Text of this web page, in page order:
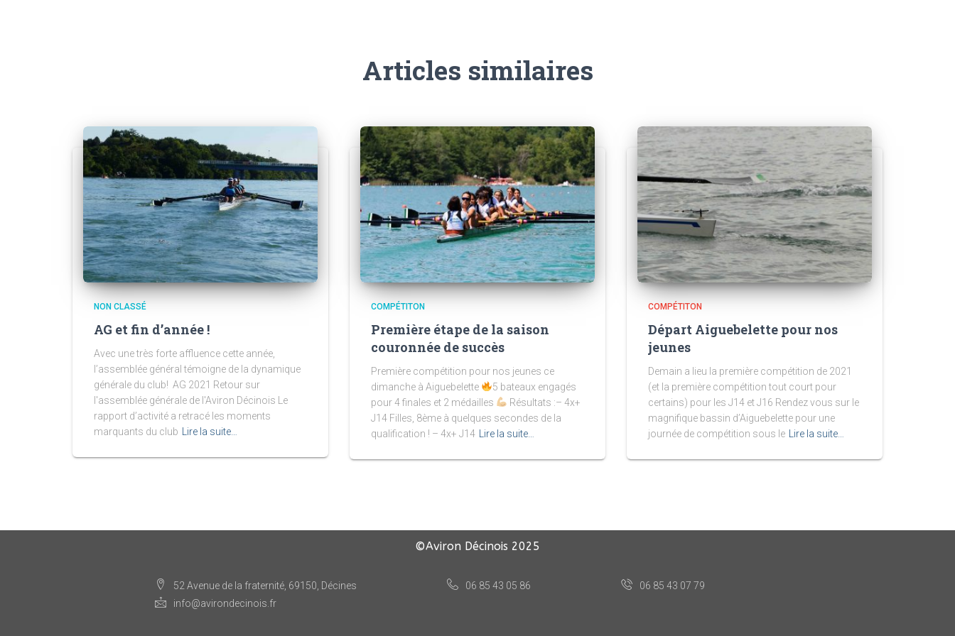
Articles similaires
NON CLASSÉ
AG et fin d’année !
Avec une très forte affluence cette année,
l’assemblée général témoigne de la dynamique
générale du club! AG 2021 Retour sur
l'assemblée générale de l'Aviron Décinois Le
rapport d’activité a retracé les moments
marquants du club
Lire la suite…
COMPÉTITON
Première étape de la saison
couronnée de succès
Première compétition pour nos jeunes ce
dimanche à Aiguebelette
5 bateaux engagés
pour 4 finales et 2 médailles
Résultats :– 4x+
J14 Filles, 8ème à quelques secondes de la
qualification ! – 4x+ J14
Lire la suite…
COMPÉTITON
Départ Aiguebelette pour nos
jeunes
Demain a lieu la première compétition de 2021
(et la première compétition tout court pour
certains) pour les J14 et J16 Rendez vous sur le
magnifique bassin d’Aiguebelette pour une
journée de compétition sous le
Lire la suite…
©Aviron Décinois 2025
52 Avenue de la fraternité, 69150, Décines 06 85 43 05 86
06 85 43 07 79
info@avirondecinois.fr